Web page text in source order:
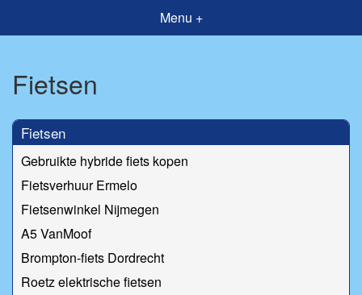
Menu +
Fietsen
Fietsen
Gebruikte hybride fiets kopen
Fietsverhuur Ermelo
Fietsenwinkel Nijmegen
A5 VanMoof
Brompton-fiets Dordrecht
Roetz elektrische fietsen